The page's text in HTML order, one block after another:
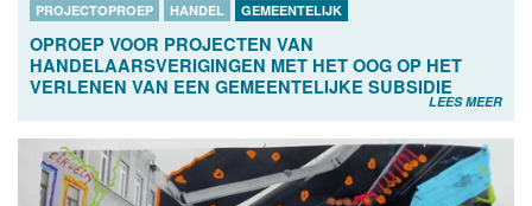
PROJECTOPROEP HANDEL GEMEENTELIJK
OPROEP VOOR PROJECTEN VAN
HANDELAARSVERIGINGEN MET HET OOG OP HET
VERLENEN VAN EEN GEMEENTELIJKE SUBSIDIE
LEES MEER